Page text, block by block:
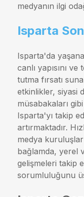
medyanın ilgi
Isparta
Isparta'da
canlı yapısını
tutma fırsatı
etkinlikler, siyasi
müsabakaları
Isparta'yı takip
artırmaktadır.
medya
bağlamda, yerel
gelişmeleri takip
sorumluluğunu